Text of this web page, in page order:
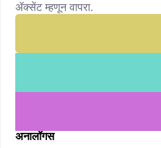
ॲक्सेंट म्हणून वापरा.
अनालॉगस